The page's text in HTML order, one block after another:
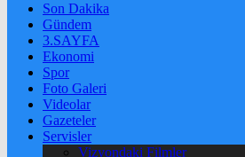
Son Dakika
Gündem
3.SAYFA
Ekonomi
Spor
Foto Galeri
Videolar
Gazeteler
Servisler
Vizyondaki Filmler